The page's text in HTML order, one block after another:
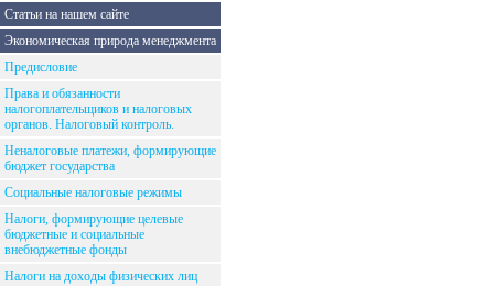
Статьи на нашем сайте
Экономическая природа менеджмента
Предисловие
Права и обязанности
налогоплательщиков и налоговых
органов. Налоговый контроль.
Неналоговые платежи, формирующие
бюджет государства
Социальные налоговые режимы
Налоги, формирующие целевые
бюджетные и социальные
внебюджетные фонды
Налоги на доходы физических лиц